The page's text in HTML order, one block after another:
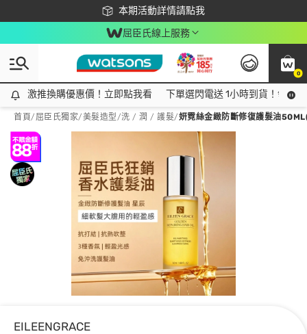
本期活動詳情請點我
下載app最高回饋$350
屈臣氏線上服務
0
激推換購優惠價！立即點我看
激推換購優惠價！立即點我看 下單選閃電送 1小時到貨！領神
首頁/ 屈臣氏獨家/美髮造型/洗 / 潤 / 護髮/妍霓絲金緻防斷修復護髮油
EILEENGRACE